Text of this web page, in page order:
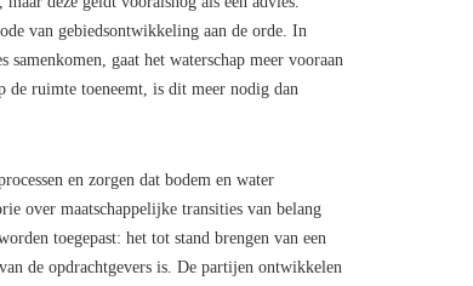
van gebiedsontwikkeling aan de orde. In
gaat het waterschap meer vooraan
de ruimte toeneemt, is dit meer nodig dan
en zorgen dat bodem en water
over maatschappelijke transities van belang
toegepast: het tot stand brengen van een
de opdrachtgevers is. De partijen ontwikkelen